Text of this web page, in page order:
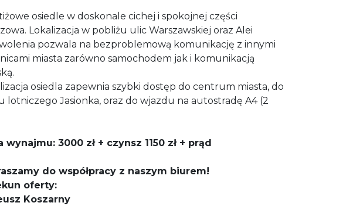
osiedle w doskonale cichej i spokojnej części
Lokalizacja w pobliżu ulic Warszawskiej oraz Alei
pozwala na bezproblemową komunikację z innymi
miasta zarówno samochodem jak i komunikacją
osiedla zapewnia szybki dostęp do centrum miasta, do
lotniczego Jasionka, oraz do wjazdu na autostradę A4 (2
wynajmu: 3000 zł + czynsz 1150 zł + prąd
do współpracy z naszym biurem!
oferty:
Koszarny